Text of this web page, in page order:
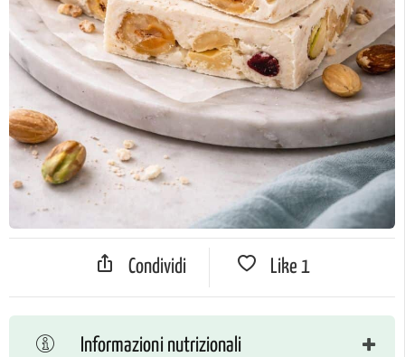
Condividi Like 1
Informazioni nutrizionali